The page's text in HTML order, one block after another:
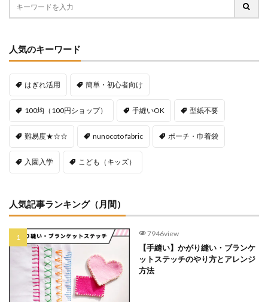
人気のキーワード
はぎれ活用 簡単・初心者向け
100均（100円ショップ） 手縫いOK 型紙不要
難易度★☆☆ nunocoto fabric ポーチ・巾着袋
入園入学 こども（キッズ）
人気記事ランキング（月間）
7946view
【手縫い】かがり縫い・ブランケ
ットステッチのやり方とアレンジ
方法